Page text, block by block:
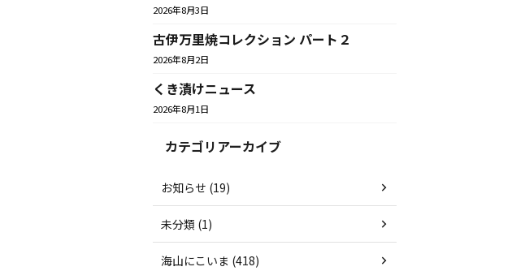
2026年8月3日
古伊万里焼コレクション パート２
2026年8月2日
くき漬けニュース
2026年8月1日
カテゴリアーカイブ
お知らせ (19)
未分類 (1)
海山にこいま (418)